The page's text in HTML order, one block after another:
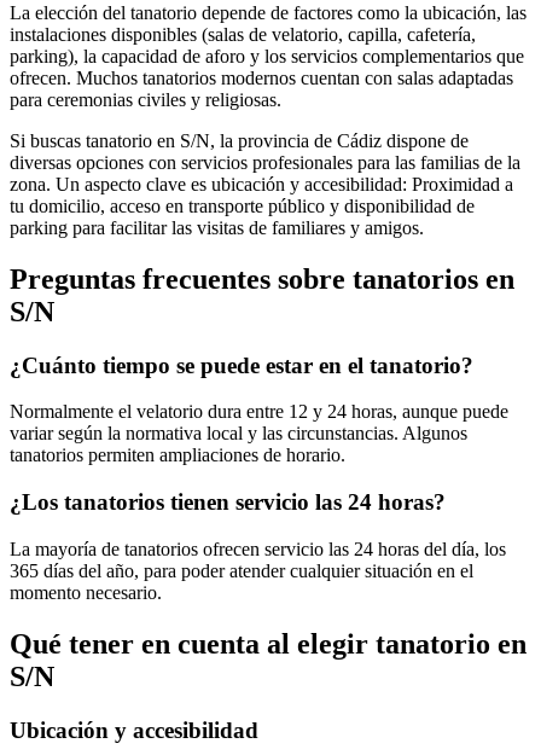
La elección del tanatorio depende de factores como la ubicación, las
instalaciones disponibles (salas de velatorio, capilla, cafetería,
parking), la capacidad de aforo y los servicios complementarios que
ofrecen. Muchos tanatorios modernos cuentan con salas adaptadas
para ceremonias civiles y religiosas.
Si buscas tanatorio en S/N, la provincia de Cádiz dispone de
diversas opciones con servicios profesionales para las familias de la
zona. Un aspecto clave es ubicación y accesibilidad: Proximidad a
tu domicilio, acceso en transporte público y disponibilidad de
parking para facilitar las visitas de familiares y amigos.
Preguntas frecuentes sobre tanatorios en
S/N
¿Cuánto tiempo se puede estar en el tanatorio?
Normalmente el velatorio dura entre 12 y 24 horas, aunque puede
variar según la normativa local y las circunstancias. Algunos
tanatorios permiten ampliaciones de horario.
¿Los tanatorios tienen servicio las 24 horas?
La mayoría de tanatorios ofrecen servicio las 24 horas del día, los
365 días del año, para poder atender cualquier situación en el
momento necesario.
Qué tener en cuenta al elegir tanatorio en
S/N
Ubicación y accesibilidad